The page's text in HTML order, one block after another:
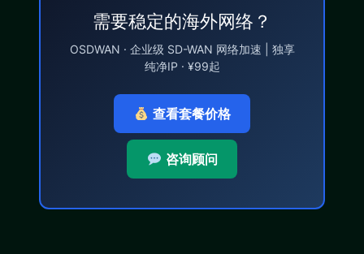
需要稳定的海外网络？
OSDWAN · 企业级 SD-WAN 网络加速 | 独享
纯净IP · ¥99起
查看套餐价格
咨询顾问